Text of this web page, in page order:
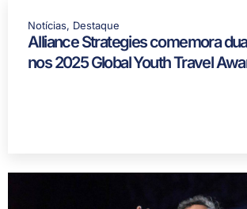
Notícias, Destaque
Alliance Strategies comemora
nos 2025 Global Youth Travel